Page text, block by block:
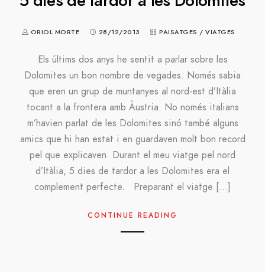
ORIOL MORTE 28/12/2013 PAISATGES / VIATGES
Els últims dos anys he sentit a parlar sobre les
Dolomites un bon nombre de vegades. Només sabia
que eren un grup de muntanyes al nord-est d’Itàlia
tocant a la frontera amb Àustria. No només italians
m’havien parlat de les Dolomites sinó també alguns
amics que hi han estat i en guardaven molt bon record
pel que explicaven. Durant el meu viatge pel nord
d’Itàlia, 5 dies de tardor a les Dolomites era el
complement perfecte. Preparant el viatge […]
CONTINUE READING